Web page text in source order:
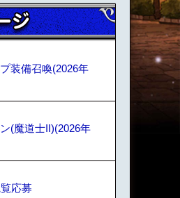
装備召喚(2026年
(魔道士II)(2026年
応募